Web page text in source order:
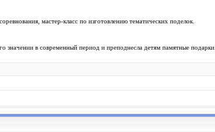
мастер-класс по изготовлению тематических поделок.
значении в современный период и преподнесла детям памятные подарки.